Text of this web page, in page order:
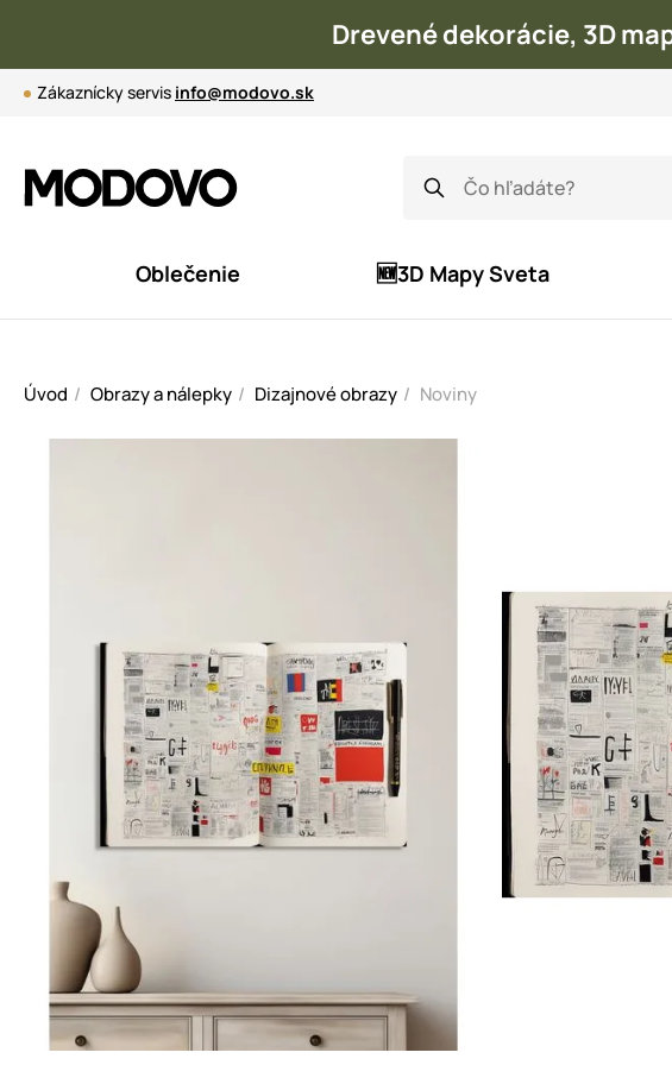
Drevené dekorácie, 3D
Zákaznícky servis info@modovo.sk
Oblečenie 🆕3D Mapy Sveta
Úvod Obrazy a nálepky Dizajnové obrazy Noviny